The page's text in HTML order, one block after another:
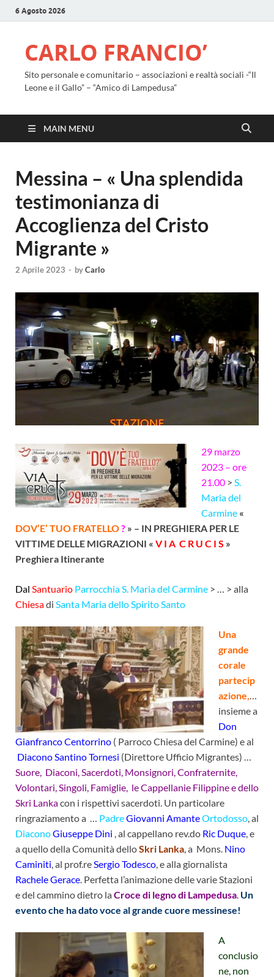
6 Agosto 2026
CARLO FRANCIO’
Sito personale e comunitario – associazioni e realtà sociali -“Il
Leone e il Gallo” – “Amico di Lampedusa”
MAIN MENU
Messina – « Una splendida
testimonianza di
Accoglienza del Cristo
Migrante »
2 Aprile 2023 - byCarlo
29 marzo
2023 – ore
21.00 > S.
Maria del
Carmine «
DOV’E’ TUO FRATELLO? » – IN PREGHIERA PER LE
VITTIME DELLE MIGRAZIONI « V I A C R U C I S »
Preghiera Itinerante
Dal Santuario Parrocchia S. Maria del Carmine > … > alla
Chiesadi Santa Mariadello Spirito Santo
Una
grande
corale
partecip
azione,…
insieme a
Don
Gianfranco Centorrino ( Parroco Chiesa del Carmine) e al
Diacono Santino Tornesi (Direttore Ufficio Migrantes) …
Suore, Diaconi, Sacerdoti, Monsignori, Confraternite,
Volontari, Singoli, Famiglie, le Cappellanie Filippine e dello
Skri Lankacon i rispettivi sacerdoti. Un particolare
ringraziamento a … PadreGiovanni AmanteOrtodosso, al
DiaconoGiuseppe Dini , al cappellano rev.do Ric Duque, e
a quello della Comunità delloSkri Lanka, a Mons. Nino
Caminiti, al prof.reSergio Todesco, e alla giornalista
Rachele Gerace. Perfetta l’animazione delle varie Stazioni
e del cammino dietro laCroce di legno di Lampedusa. Un
evento che ha dato voce al grande cuore messinese!
A
conclusio
ne, non